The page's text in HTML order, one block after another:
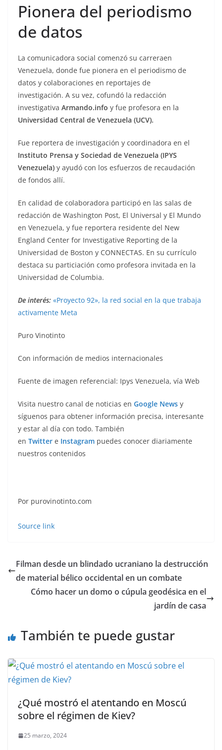
Pionera del periodismo
de datos
La comunicadora social comenzó su carreraen
Venezuela, donde fue pionera en el periodismo de
datos y colaboraciones en reportajes de
investigación. A su vez, cofundó la redacción
investigativa Armando.info y fue profesora en la
Universidad Central de Venezuela (UCV).
Fue reportera de investigación y coordinadora en el
Instituto Prensa y Sociedad de Venezuela (IPYS
Venezuela) y ayudó con los esfuerzos de recaudación
de fondos allí.
En calidad de colaboradora participó en las salas de
redacción de Washington Post, El Universal y El Mundo
en Venezuela, y fue reportera residente del New
England Center for Investigative Reporting de la
Universidad de Boston y CONNECTAS. En su currículo
destaca su particiación como profesora invitada en la
Universidad de Columbia.
De interés: «Proyecto 92», la red social en la que trabaja
activamente Meta
Puro Vinotinto
Con información de medios internacionales
Fuente de imagen referencial: Ipys Venezuela, vía Web
Visita nuestro canal de noticias en Google News y
síguenos para obtener información precisa, interesante
y estar al día con todo. También
en Twitter e Instagram puedes conocer diariamente
nuestros contenidos
Por purovinotinto.com
Source link
Filman desde un blindado ucraniano la destrucción
de material bélico occidental en un combate
Cómo hacer un domo o cúpula geodésica en el
jardín de casa
También te puede gustar
¿Qué mostró el atentando en Moscú
sobre el régimen de Kiev?
25 marzo, 2024